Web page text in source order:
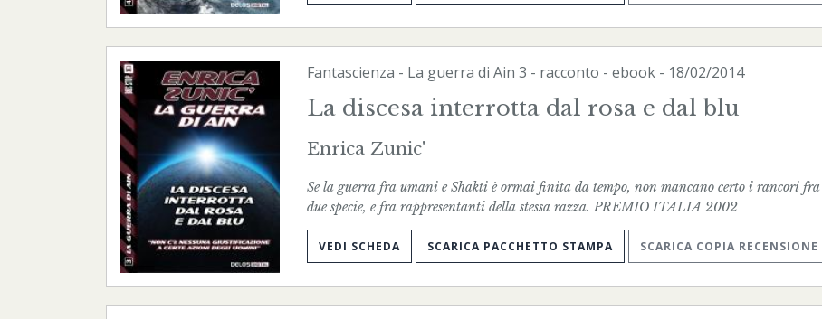
Fantascienza - La guerra di Ain 3 - racconto - ebook- 18/02/2014
La discesa interrotta dal rosa e dal blu
Enrica Zunic'
Se la guerra fra umani e Shakti è ormai finita da tempo, non mancano certo i rancori fra
due specie, e fra rappresentanti della stessa razza. PREMIO ITALIA 2002
VEDI SCHEDA SCARICA PACCHETTO STAMPA SCARICA COPIA RECENSIONE